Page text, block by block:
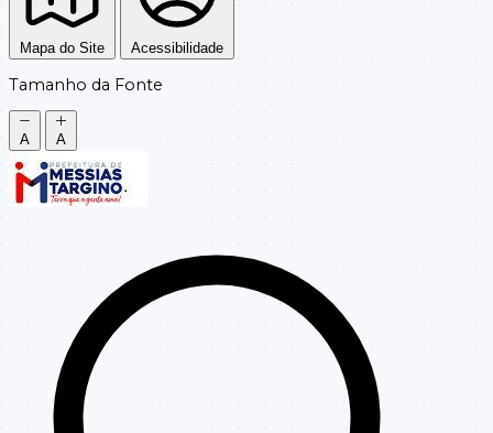
Mapa do Site Acessibilidade
Tamanho da Fonte
A A